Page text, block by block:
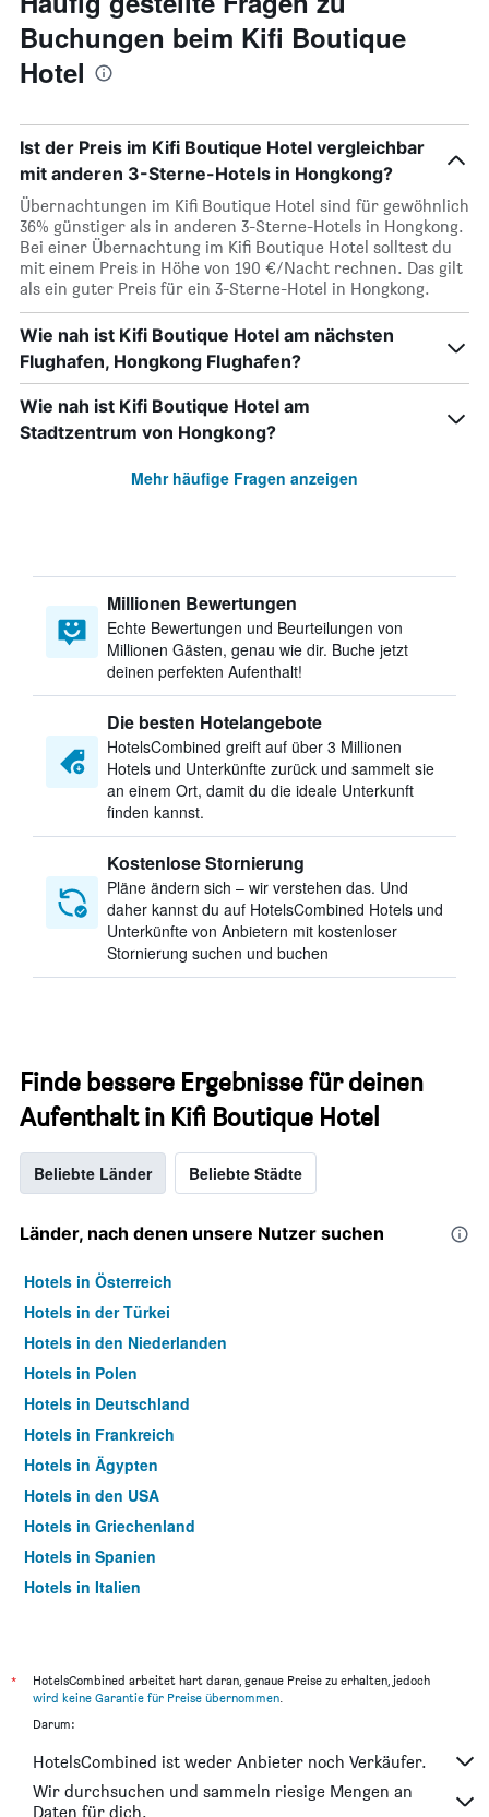
Buchungen beim Kifi Boutique
Hotel
Ist der Preis im Kifi Boutique Hotel vergleichbar
mit anderen 3-Sterne-Hotels in Hongkong?
Übernachtungen im Kifi Boutique Hotel sind für gewöhnlich
36% günstiger als in anderen 3-Sterne-Hotels in Hongkong.
Bei einer Übernachtung im Kifi Boutique Hotel solltest du
mit einem Preis in Höhe von 190 €/Nacht rechnen. Das gilt
als ein guter Preis für ein 3-Sterne-Hotel in Hongkong.
Wie nah ist Kifi Boutique Hotel am nächsten
Flughafen, Hongkong Flughafen?
Wie nah ist Kifi Boutique Hotel am
Stadtzentrum von Hongkong?
Mehr häufige Fragen anzeigen
Millionen Bewertungen
Echte Bewertungen und Beurteilungen von
Millionen Gästen, genau wie dir. Buche jetzt
deinen perfekten Aufenthalt!
Die besten Hotelangebote
HotelsCombined greift auf über 3 Millionen
Hotels und Unterkünfte zurück und sammelt sie
an einem Ort, damit du die ideale Unterkunft
finden kannst.
Kostenlose Stornierung
Pläne ändern sich – wir verstehen das. Und
daher kannst du auf HotelsCombined Hotels und
Unterkünfte von Anbietern mit kostenloser
Stornierung suchen und buchen
Finde bessere Ergebnisse für deinen
Aufenthalt in Kifi Boutique Hotel
Beliebte Länder Beliebte Städte
Länder, nach denen unsere Nutzer suchen
Hotels in Österreich
Hotels in der Türkei
Hotels in den Niederlanden
Hotels in Polen
Hotels in Deutschland
Hotels in Frankreich
Hotels in Ägypten
Hotels in den USA
Hotels in Griechenland
Hotels in Spanien
Hotels in Italien
*
HotelsCombined arbeitet hart daran, genaue Preise zu erhalten, jedoch
wird keine Garantie für Preise übernommen.
Darum:
HotelsCombined ist weder Anbieter noch Verkäufer.
Wir durchsuchen und sammeln riesige Mengen an
Daten für dich.